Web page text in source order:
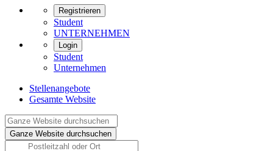
Registrieren
Student
UNTERNEHMEN
Login
Student
Unternehmen
Stellenangebote
Gesamte Website